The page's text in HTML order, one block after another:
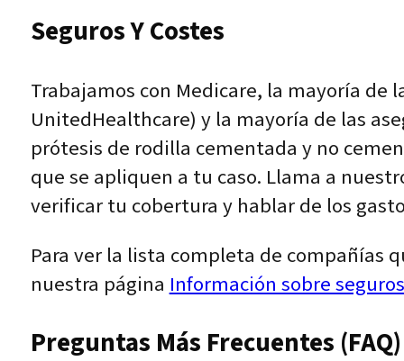
Seguros Y Costes
Trabajamos con Medicare, la mayoría de
UnitedHealthcare) y la mayoría de las
prótesis de rodilla cementada y no
que se apliquen a tu caso. Llama a
verificar tu cobertura y hablar de los
Para ver la lista completa de compañías
nuestra página Información sobre seguros
Preguntas Más Frecuentes (FAQ)